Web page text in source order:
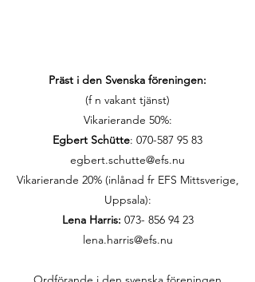
Präst i den Svenska föreningen:
(f n vakant tjänst)
Vikarierande 50%:
Egbert Schütte: 070-587 95 83
egbert.schutte@efs.nu
Vikarierande 20% (inlånad fr EFS Mittsverige,
Uppsala):
Lena Harris: 073- 856 94 23
lena.harris@efs.nu